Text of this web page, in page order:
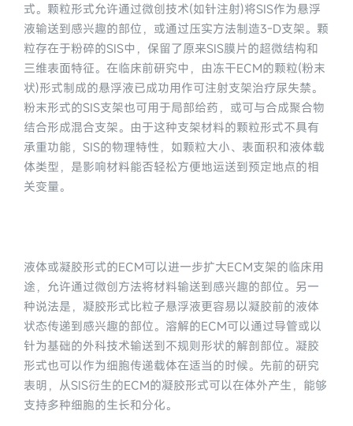
式。颗粒形式允许通过微创技术(如针注射)将SIS作为悬浮
液输送到感兴趣的部位，或通过压实方法制造3-D支架。颗
粒存在于粉碎的SIS中，保留了原来SIS膜片的超微结构和
三维表面特征。在临床前研究中，由冻干ECM的颗粒(粉末
状)形式制成的悬浮液已成功用作可注射支架治疗尿失禁。
粉末形式的SIS支架也可用于局部给药，或可与合成聚合物
结合形成混合支架。由于这种支架材料的颗粒形式不具有
承重功能，SIS的物理特性，如颗粒大小、表面积和液体载
体类型，是影响材料能否轻松方便地运送到预定地点的相
关变量。
液体或凝胶形式的ECM可以进一步扩大ECM支架的临床用
途，允许通过微创方法将材料输送到感兴趣的部位。另一
种说法是，凝胶形式比粒子悬浮液更容易以凝胶前的液体
状态传递到感兴趣的部位。溶解的ECM可以通过导管或以
针为基础的外科技术输送到不规则形状的解剖部位。凝胶
形式也可以作为细胞传递载体在适当的时候。先前的研究
表明，从SIS衍生的ECM的凝胶形式可以在体外产生，能够
支持多种细胞的生长和分化。